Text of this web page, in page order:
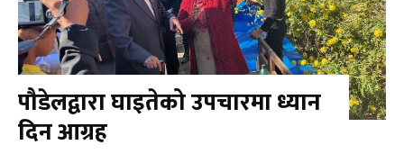
पौडेलद्वारा घाइतेको उपचारमा ध्यान
दिन आग्रह